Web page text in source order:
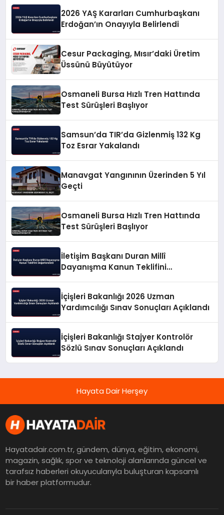
2026 YAŞ Kararları Cumhurbaşkanı
Erdoğan’ın Onayıyla Belirlendi
Cesur Packaging, Mısır’daki Üretim
Üssünü Büyütüyor
Osmaneli Bursa Hızlı Tren Hattında
Test Sürüşleri Başlıyor
Samsun’da TIR’da Gizlenmiş 132 Kg
Toz Esrar Yakalandı
Manavgat Yangınının Üzerinden 5 Yıl
Geçti
Osmaneli Bursa Hızlı Tren Hattında
Test Sürüşleri Başlıyor
İletişim Başkanı Duran Millî
Dayanışma Kanun Teklifini
İçişleri Bakanlığı 2026 Uzman
Yardımcılığı Sınav Sonuçları Açıklandı
İçişleri Bakanlığı Stajyer Kontrolör
Sözlü Sınav Sonuçları Açıklandı
Hayata Dair Herşey
Hayatadair.com.tr, gündem, dünya, eğitim, ekonomi,
magazin, sağlık, spor ve teknoloji alanlarında güncel ve
tarafsız haberleri okuyucularıyla buluşturan kapsamlı
bir haber platformudur.